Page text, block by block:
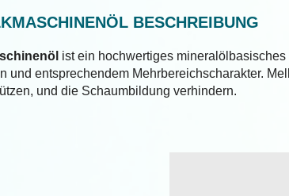
BESCHREIBUNG
ist ein hochwertiges
und entsprechendem Mehrbereichscharakter.
und die Schaumbildung verhindern.